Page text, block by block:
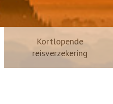
Kortlopende
reisverzekering